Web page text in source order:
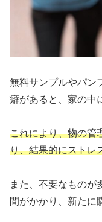
無料サンプルやパン
癖があると、家の中
これにより、物の管
り、結果的にストレ
また、不要なものが
間がかかり、新たに